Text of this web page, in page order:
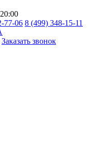
77-06 8 (499) 348-15-11
Заказать звонок